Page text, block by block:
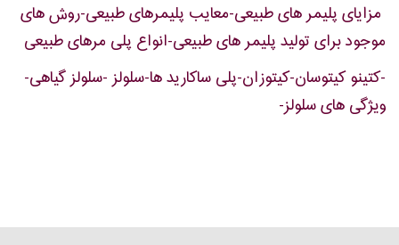
مزایای پلیمر های طبیعی-معایب پلیمرهای طبیعی-روش های
موجود برای تولید پلیمر های طبیعی-انواع پلی مرهای طبیعی
-کتینو کیتوسان-کیتوزان-پلی ساکارید ها-سلولز -سلولز گیاهی-
ویژگی های سلولز-